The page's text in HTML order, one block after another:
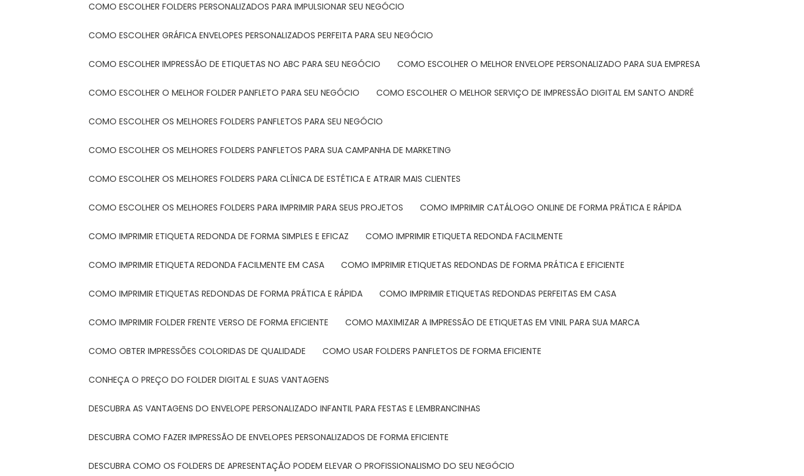
COMO ESCOLHER FOLDERS PERSONALIZADOS PARA IMPULSIONAR SEU NEGÓCIO
COMO ESCOLHER GRÁFICA ENVELOPES PERSONALIZADOS PERFEITA PARA SEU NEGÓCIO
COMO ESCOLHER IMPRESSÃO DE ETIQUETAS NO ABC PARA SEU NEGÓCIO COMO ESCOLHER O MELHOR ENVELOPE PERSONALIZADO PARA SUA EMPRESA
COMO ESCOLHER O MELHOR FOLDER PANFLETO PARA SEU NEGÓCIO COMO ESCOLHER O MELHOR SERVIÇO DE IMPRESSÃO DIGITAL EM SANTO ANDRÉ
COMO ESCOLHER OS MELHORES FOLDERS PANFLETOS PARA SEU NEGÓCIO
COMO ESCOLHER OS MELHORES FOLDERS PANFLETOS PARA SUA CAMPANHA DE MARKETING
COMO ESCOLHER OS MELHORES FOLDERS PARA CLÍNICA DE ESTÉTICA E ATRAIR MAIS CLIENTES
COMO ESCOLHER OS MELHORES FOLDERS PARA IMPRIMIR PARA SEUS PROJETOS COMO IMPRIMIR CATÁLOGO ONLINE DE FORMA PRÁTICA E RÁPIDA
COMO IMPRIMIR ETIQUETA REDONDA DE FORMA SIMPLES E EFICAZ COMO IMPRIMIR ETIQUETA REDONDA FACILMENTE
COMO IMPRIMIR ETIQUETA REDONDA FACILMENTE EM CASA COMO IMPRIMIR ETIQUETAS REDONDAS DE FORMA PRÁTICA E EFICIENTE
COMO IMPRIMIR ETIQUETAS REDONDAS DE FORMA PRÁTICA E RÁPIDA COMO IMPRIMIR ETIQUETAS REDONDAS PERFEITAS EM CASA
COMO IMPRIMIR FOLDER FRENTE VERSO DE FORMA EFICIENTE COMO MAXIMIZAR A IMPRESSÃO DE ETIQUETAS EM VINIL PARA SUA MARCA
COMO OBTER IMPRESSÕES COLORIDAS DE QUALIDADE COMO USAR FOLDERS PANFLETOS DE FORMA EFICIENTE
CONHEÇA O PREÇO DO FOLDER DIGITAL E SUAS VANTAGENS
DESCUBRA AS VANTAGENS DO ENVELOPE PERSONALIZADO INFANTIL PARA FESTAS E LEMBRANCINHAS
DESCUBRA COMO FAZER IMPRESSÃO DE ENVELOPES PERSONALIZADOS DE FORMA EFICIENTE
DESCUBRA COMO OS FOLDERS DE APRESENTAÇÃO PODEM ELEVAR O PROFISSIONALISMO DO SEU NEGÓCIO